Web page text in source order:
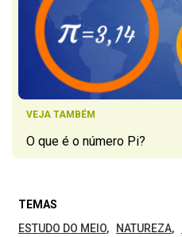
VEJA TAMBÉM
O que é o número Pi?
TEMAS
ESTUDO DO MEIO
NATUREZA